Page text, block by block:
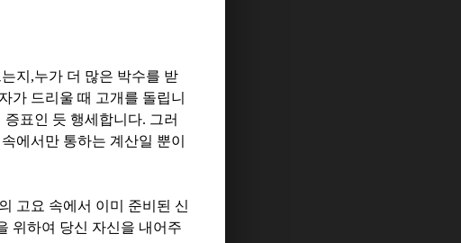
지 ,누가 더 많은 박수를 받
가 드리울 때 고개를 돌립니
증표인 듯 행세합니다. 그러
에서만 통하는 계산일 뿐이
고요 속에서 이미 준비된 신
위하여 당신 자신을 내어주